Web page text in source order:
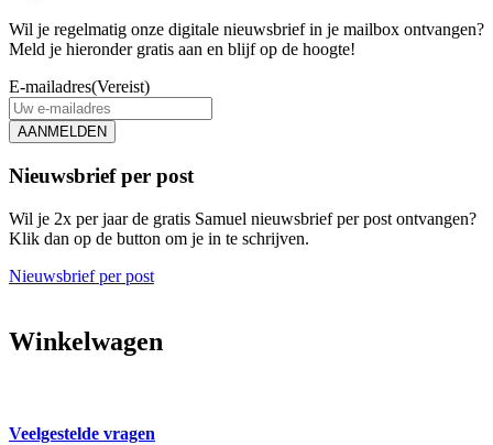
Wil je regelmatig onze digitale nieuwsbrief in je mailbox ontvangen?
Meld je hieronder gratis aan en blijf op de hoogte!
E-mailadres(Vereist)
AANMELDEN
Nieuwsbrief per post
Wil je 2x per jaar de gratis Samuel nieuwsbrief per post ontvangen?
Klik dan op de button om je in te schrijven.
Nieuwsbrief per post
Winkelwagen
Veelgestelde vragen